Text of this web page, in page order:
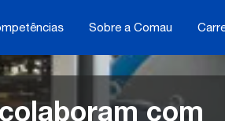
Sobre a Comau
com